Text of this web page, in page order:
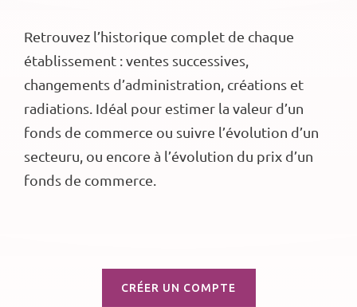
Retrouvez l’historique complet de chaque
établissement : ventes successives,
changements d’administration, créations et
radiations. Idéal pour estimer la valeur d’un
fonds de commerce ou suivre l’évolution d’un
secteuru, ou encore à l’évolution du prix d’un
fonds de commerce.
CRÉER UN COMPTE